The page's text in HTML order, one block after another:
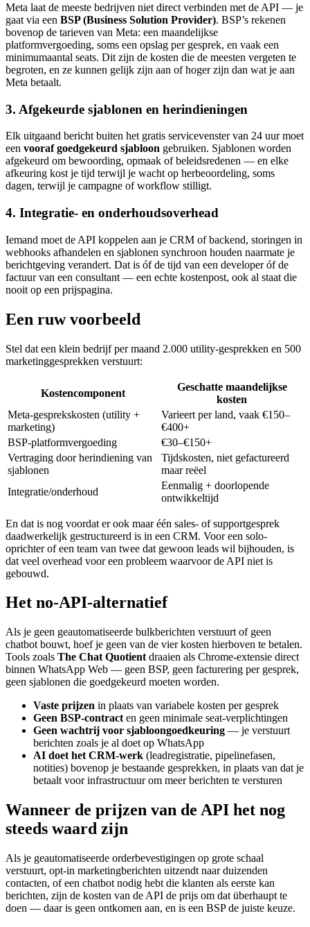
Meta laat de meeste bedrijven niet direct verbinden met de API — je
gaat via een BSP (Business Solution Provider). BSP’s rekenen
bovenop de tarieven van Meta: een maandelijkse
platformvergoeding, soms een opslag per gesprek, en vaak een
minimumaantal seats. Dit zijn de kosten die de meesten vergeten te
begroten, en ze kunnen gelijk zijn aan of hoger zijn dan wat je aan
Meta betaalt.
3. Afgekeurde sjablonen en herindieningen
Elk uitgaand bericht buiten het gratis servicevenster van 24 uur moet
een vooraf goedgekeurd sjabloon gebruiken. Sjablonen worden
afgekeurd om bewoording, opmaak of beleidsredenen — en elke
afkeuring kost je tijd terwijl je wacht op herbeoordeling, soms
dagen, terwijl je campagne of workflow stilligt.
4. Integratie- en onderhoudsoverhead
Iemand moet de API koppelen aan je CRM of backend, storingen in
webhooks afhandelen en sjablonen synchroon houden naarmate je
berichtgeving verandert. Dat is óf de tijd van een developer óf de
factuur van een consultant — een echte kostenpost, ook al staat die
nooit op een prijspagina.
Een ruw voorbeeld
Stel dat een klein bedrijf per maand 2.000 utility-gesprekken en 500
marketinggesprekken verstuurt:
Kostencomponent
Geschatte maandelijkse
kosten
Meta-gesprekskosten (utility +
marketing)
Varieert per land, vaak €150–
€400+
BSP-platformvergoeding
€30–€150+
Vertraging door herindiening van
sjablonen
Tijdskosten, niet gefactureerd
maar reëel
Integratie/onderhoud
Eenmalig + doorlopende
ontwikkeltijd
En dat is nog voordat er ook maar één sales- of supportgesprek
daadwerkelijk gestructureerd is in een CRM. Voor een solo-
oprichter of een team van twee dat gewoon leads wil bijhouden, is
dat veel overhead voor een probleem waarvoor de API niet is
gebouwd.
Het no-API-alternatief
Als je geen geautomatiseerde bulkberichten verstuurt of geen
chatbot bouwt, hoef je geen van de vier kosten hierboven te betalen.
Tools zoals The Chat Quotient draaien als Chrome-extensie direct
binnen WhatsApp Web — geen BSP, geen facturering per gesprek,
geen sjablonen die goedgekeurd moeten worden.
Vaste prijzen in plaats van variabele kosten per gesprek
Geen BSP-contract en geen minimale seat-verplichtingen
Geen wachtrij voor sjabloongoedkeuring — je verstuurt
berichten zoals je al doet op WhatsApp
AI doet het CRM-werk (leadregistratie, pipelinefasen,
notities) bovenop je bestaande gesprekken, in plaats van dat je
betaalt voor infrastructuur om meer berichten te versturen
Wanneer de prijzen van de API het nog
steeds waard zijn
Als je geautomatiseerde orderbevestigingen op grote schaal
verstuurt, opt-in marketingberichten uitzendt naar duizenden
contacten, of een chatbot nodig hebt die klanten als eerste kan
berichten, zijn de kosten van de API de prijs om dat überhaupt te
doen — daar is geen ontkomen aan, en is een BSP de juiste keuze.